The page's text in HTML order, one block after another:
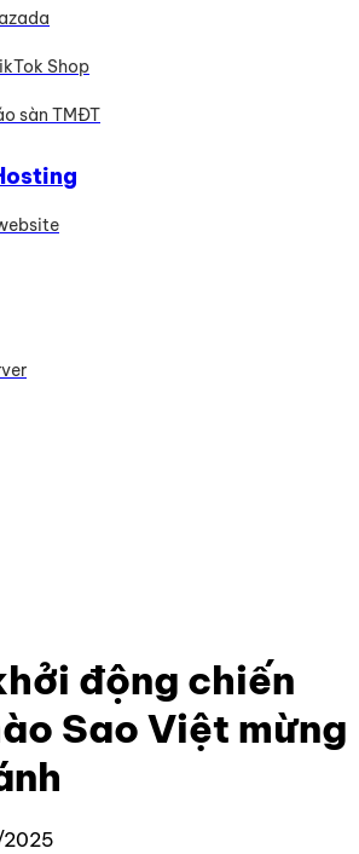
Shop
sàn TMĐT
động chiến
Sao Việt mừng